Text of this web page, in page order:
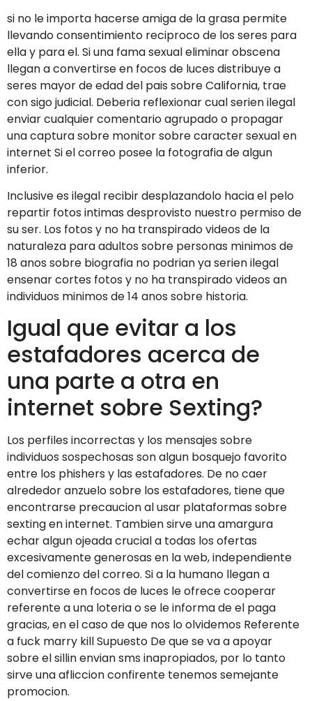
si no le importa hacerse amiga de la grasa permite
llevando consentimiento reciproco de los seres para
ella y para el. Si una fama sexual eliminar obscena
llegan a convertirse en focos de luces distribuye a
seres mayor de edad del pais sobre California, trae
con sigo judicial. Deberia reflexionar cual seri­en ilegal
enviar cualquier comentario agrupado o propagar
una captura sobre monitor sobre caracter sexual en
internet Si el correo posee la fotografia de algun
inferior.
Inclusive es ilegal recibir desplazandolo hacia el pelo
repartir fotos intimas desprovisto nuestro permiso de
su ser. Los fotos y no ha transpirado videos de la
naturaleza para adultos sobre personas minimos de
18 anos sobre biografia no podri­an ya seri­en ilegal
ensenar cortes fotos y no ha transpirado videos an
individuos minimos de 14 anos sobre historia.
Igual que evitar a los
estafadores acerca de
una parte a otra en
internet sobre Sexting?
Los perfiles incorrectas y los mensajes sobre
individuos sospechosas son algun bosquejo favorito
entre los phishers y las estafadores. De no caer
alrededor anzuelo sobre los estafadores, tiene que
encontrarse precaucion al usar plataformas sobre
sexting en internet. Tambien sirve una amargura
echar algun ojeada crucial a todas los ofertas
excesivamente generosas en la web, independiente
del comienzo del correo. Si a la humano llegan a
convertirse en focos de luces le ofrece cooperar
referente a una loteria o se le informa de el paga
gracias, en el caso de que nos lo olvidemos Referente
a fuck marry kill Supuesto De que se va a apoyar
sobre el silli­n envian sms inapropiados, por lo tanto
sirve una afliccion confirente tenemos semejante
promocion.